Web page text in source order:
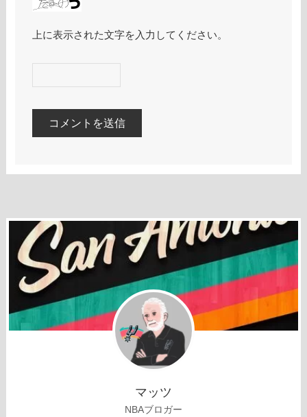
上に表示された文字を入力してください。
マッツ
NBAブロガー